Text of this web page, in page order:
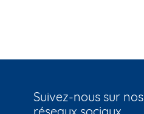
Suivez-nous sur nos